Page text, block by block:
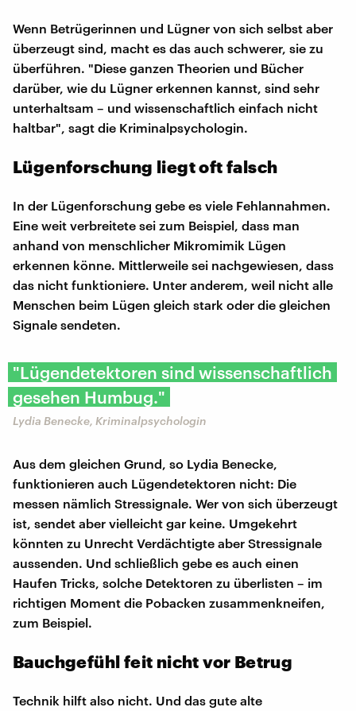
Wenn Betrügerinnen und Lügner von sich selbst aber
überzeugt sind, macht es das auch schwerer, sie zu
überführen. "Diese ganzen Theorien und Bücher
darüber, wie du Lügner erkennen kannst, sind sehr
unterhaltsam – und wissenschaftlich einfach nicht
haltbar", sagt die Kriminalpsychologin.
Lügenforschung liegt oft falsch
In der Lügenforschung gebe es viele Fehlannahmen.
Eine weit verbreitete sei zum Beispiel, dass man
anhand von menschlicher Mikromimik Lügen
erkennen könne. Mittlerweile sei nachgewiesen, dass
das nicht funktioniere. Unter anderem, weil nicht alle
Menschen beim Lügen gleich stark oder die gleichen
Signale sendeten.
"Lügendetektoren sind wissenschaftlich
gesehen Humbug."
Lydia Benecke, Kriminalpsychologin
Aus dem gleichen Grund, so Lydia Benecke,
funktionieren auch Lügendetektoren nicht: Die
messen nämlich Stressignale. Wer von sich überzeugt
ist, sendet aber vielleicht gar keine. Umgekehrt
könnten zu Unrecht Verdächtigte aber Stressignale
aussenden. Und schließlich gebe es auch einen
Haufen Tricks, solche Detektoren zu überlisten – im
richtigen Moment die Pobacken zusammenkneifen,
zum Beispiel.
Bauchgefühl feit nicht vor Betrug
Technik hilft also nicht. Und das gute alte